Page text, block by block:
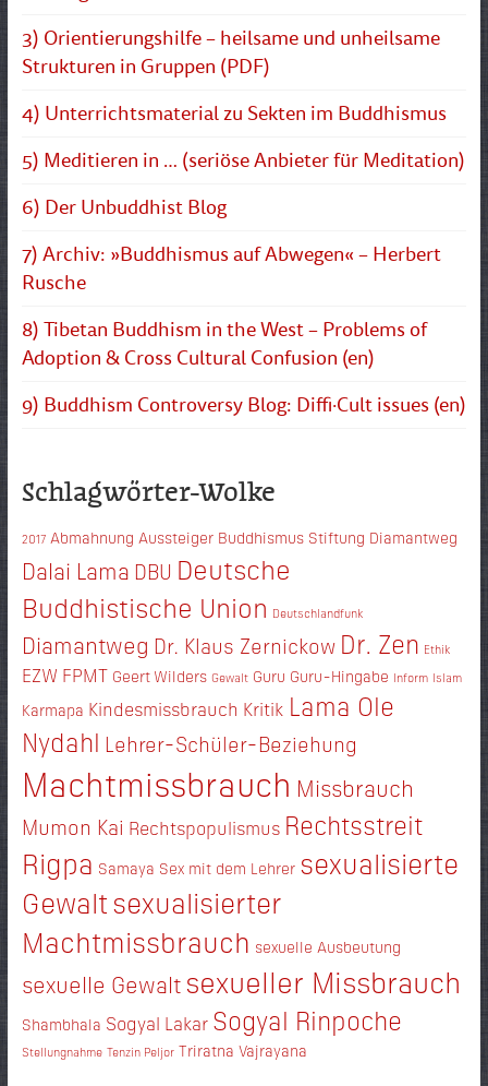
3) Orientierungshilfe – heilsame und unheilsame
Strukturen in Gruppen (PDF)
4) Unterrichtsmaterial zu Sekten im Buddhismus
5) Meditieren in … (seriöse Anbieter für Meditation)
6) Der Unbuddhist Blog
7) Archiv: »Buddhismus auf Abwegen« – Herbert
Rusche
8) Tibetan Buddhism in the West – Problems of
Adoption & Cross Cultural Confusion (en)
9) Buddhism Controversy Blog: Diffi·Cult issues (en)
Schlagwörter-Wolke
2017 Abmahnung Aussteiger Buddhismus Stiftung Diamantweg
Dalai Lama DBU Deutsche
Buddhistische Union Deutschlandfunk
Diamantweg Dr. Klaus Zernickow Dr. Zen Ethik
EZW FPMT Geert Wilders Gewalt Guru Guru-Hingabe Inform Islam
Karmapa Kindesmissbrauch Kritik Lama Ole
Nydahl Lehrer-Schüler-Beziehung
Machtmissbrauch Missbrauch
Mumon Kai Rechtspopulismus Rechtsstreit
Rigpa Samaya Sex mit dem Lehrer sexualisierte
Gewaltsexualisierter
Machtmissbrauch sexuelle Ausbeutung
sexuelle Gewalt sexueller Missbrauch
Shambhala Sogyal Lakar Sogyal Rinpoche
Stellungnahme Tenzin Peljor Triratna Vajrayana